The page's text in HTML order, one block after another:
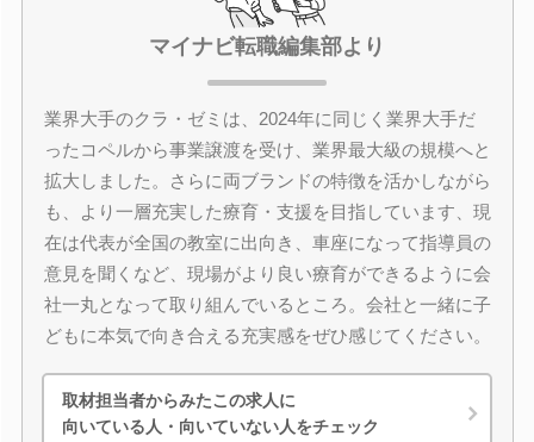
マイナビ転職編集部より
業界大手のクラ・ゼミは、2024年に同じく業界大手だ
ったコペルから事業譲渡を受け、業界最大級の規模へと
拡大しました。さらに両ブランドの特徴を活かしながら
も、より一層充実した療育・支援を目指しています、現
在は代表が全国の教室に出向き、車座になって指導員の
意見を聞くなど、現場がより良い療育ができるように会
社一丸となって取り組んでいるところ。会社と一緒に子
どもに本気で向き合える充実感をぜひ感じてください。
取材担当者からみたこの求人に
向いている人・向いていない人をチェック